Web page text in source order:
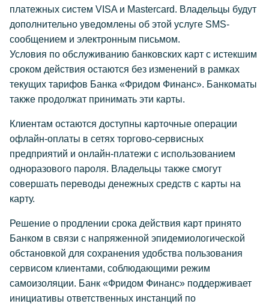
платежных систем VISA и Mastercard. Владельцы будут
дополнительно уведомлены об этой услуге SMS-
сообщением и электронным письмом.
Условия по обслуживанию банковских карт с истекшим
сроком действия остаются без изменений в рамках
текущих тарифов Банка «Фридом Финанс». Банкоматы
также продолжат принимать эти карты.
Клиентам остаются доступны карточные операции
офлайн-оплаты в сетях торгово-сервисных
предприятий и онлайн-платежи с использованием
одноразового пароля. Владельцы также смогут
совершать переводы денежных средств с карты на
карту.
Решение о продлении срока действия карт принято
Банком в связи с напряженной эпидемиологической
обстановкой для сохранения удобства пользования
сервисом клиентами, соблюдающими режим
самоизоляции. Банк «Фридом Финанс» поддерживает
инициативы ответственных инстанций по